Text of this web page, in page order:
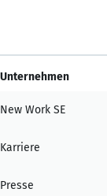
Unternehmen
New Work SE
Karriere
Presse